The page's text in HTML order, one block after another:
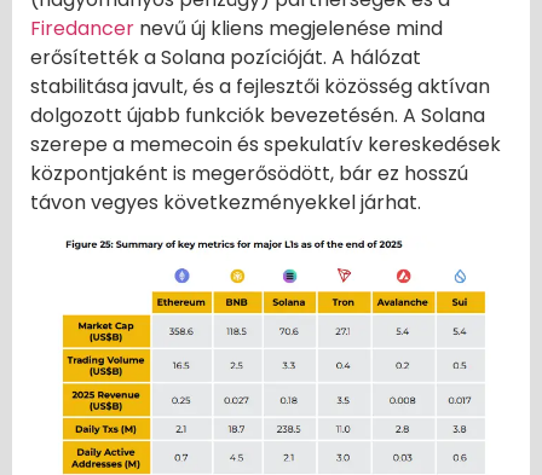
Firedancer nevű új kliens megjelenése mind
erősítették a Solana pozícióját. A hálózat
stabilitása javult, és a fejlesztői közösség aktívan
dolgozott újabb funkciók bevezetésén. A Solana
szerepe a memecoin és spekulatív kereskedések
központjaként is megerősödött, bár ez hosszú
távon vegyes következményekkel járhat.